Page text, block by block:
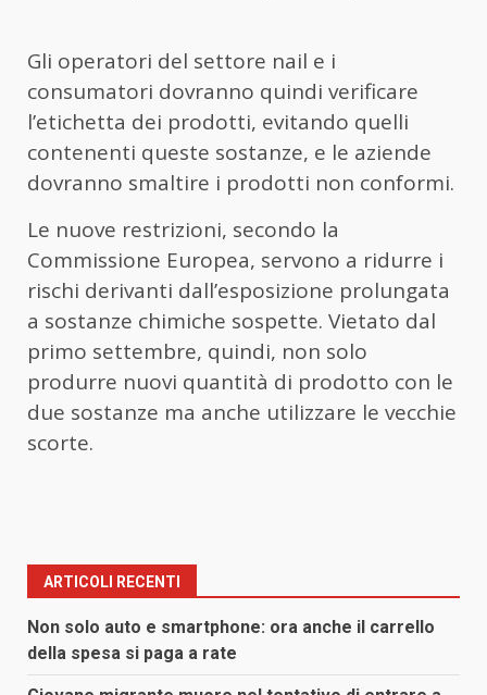
Gli operatori del settore nail e i
consumatori dovranno quindi verificare
l’etichetta dei prodotti, evitando quelli
contenenti queste sostanze, e le aziende
dovranno smaltire i prodotti non conformi.
Le nuove restrizioni, secondo la
Commissione Europea, servono a ridurre i
rischi derivanti dall’esposizione prolungata
a sostanze chimiche sospette. Vietato dal
primo settembre, quindi, non solo
produrre nuovi quantità di prodotto con le
due sostanze ma anche utilizzare le vecchie
scorte.
ARTICOLI RECENTI
Non solo auto e smartphone: ora anche il carrello
della spesa si paga a rate